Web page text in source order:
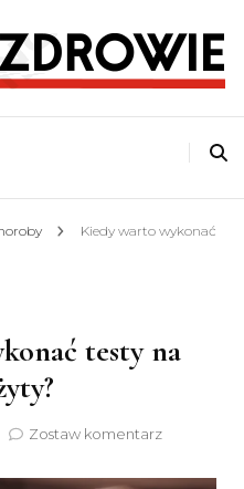
Kiedy warto wykonać
testy na
Zostaw komentarzdo
warto